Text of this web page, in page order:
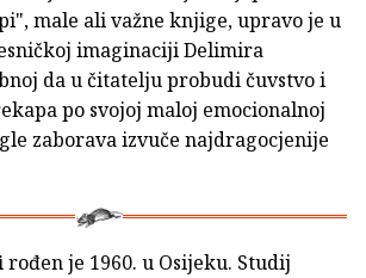
male ali važne knjige, upravo je u
imaginaciji Delimira
da u čitatelju probudi čuvstvo i
po svojoj maloj emocionalnoj
zaborava izvuče najdragocjenije
rođen je 1960. u Osijeku. Studij